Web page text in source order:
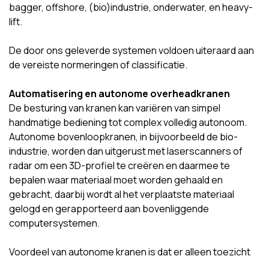
bagger, offshore, (bio)industrie, onderwater, en heavy-
lift.
De door ons geleverde systemen voldoen uiteraard aan
de vereiste normeringen of classificatie.
Automatisering en autonome overheadkranen
De besturing van kranen kan variëren van simpel
handmatige bediening tot complex volledig autonoom.
Autonome bovenloopkranen, in bijvoorbeeld de bio-
industrie, worden dan uitgerust met laserscanners of
radar om een 3D-profiel te creëren en daarmee te
bepalen waar materiaal moet worden gehaald en
gebracht, daarbij wordt al het verplaatste materiaal
gelogd en gerapporteerd aan bovenliggende
computersystemen.
Voordeel van autonome kranen is dat er alleen toezicht